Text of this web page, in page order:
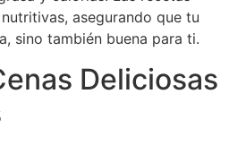
asegurando que tu
sino también buena para ti.
Deliciosas